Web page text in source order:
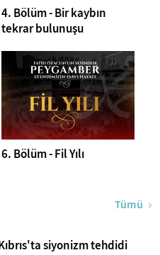
4. Bölüm - Bir kaybın
tekrar bulunuşu
6. Bölüm - Fil Yılı
Tümü
siyonizm tehdidi